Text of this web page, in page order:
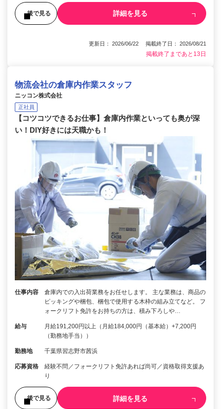
後で見る 詳細を見る
更新日： 2026/06/22 掲載終了日： 2026/08/21
掲載終了まであと13日
物流会社の倉庫内作業スタッフ
ニッコン株式会社
正社員
【コツコツできるお仕事】倉庫内作業といっても奥が深
い！DIY好きには天職かも！
仕事内容
倉庫内での入出荷業務をお任せします。 主な業務は、商品の
ピッキングや梱包、梱包で使用する木枠の組み立てなど。 フ
ォークリフト免許をお持ちの方は、積み下ろしや…
給与
月給191,200円以上（月給184,000円（基本給）+7,200円
（勤務地手当））
勤務地 千葉県習志野市茜浜
応募資格
経験不問／フォークリフト免許あれば尚可／資格取得支援あ
り
後で見る 詳細を見る